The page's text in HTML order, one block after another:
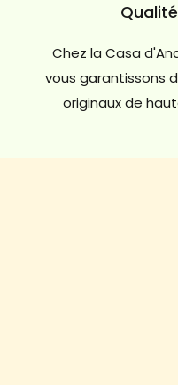
Qualité
Chez la Casa
vous garantissons
originaux de